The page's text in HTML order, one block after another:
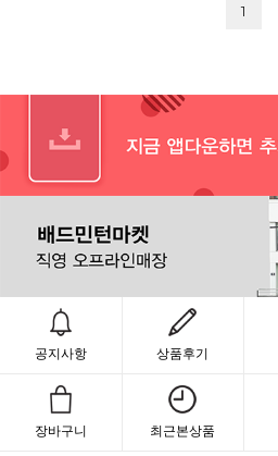
1
공지사항 상품후기
장바구니 최근본상품